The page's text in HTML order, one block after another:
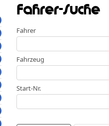
Fahrer-Suche
Fahrer
Fahrzeug
Start-Nr.